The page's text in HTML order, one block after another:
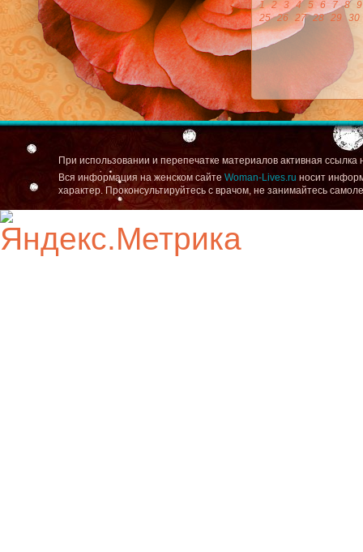
1 2 3 4 5 6 7 8 9
25 26 27 28 29 30
При использовании и перепечатке материалов активная ссылка
Вся информация на женском сайте Woman-Lives.ru носит
характер. Проконсультируйтесь с врачом, не занимайтесь